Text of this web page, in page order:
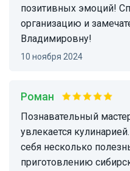
позитивных эмоций!
организацию и
Владимировну!
10 ноября 2024
Роман
Познавательный мастер класс для тех кто
увлекается
себя несколько
приготовлению